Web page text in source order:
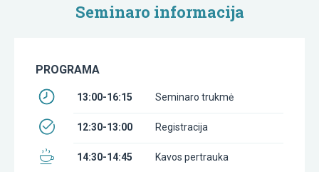
Seminaro informacija
PROGRAMA
13:00-16:15 Seminaro trukmė
12:30-13:00 Registracija
14:30-14:45 Kavos pertrauka